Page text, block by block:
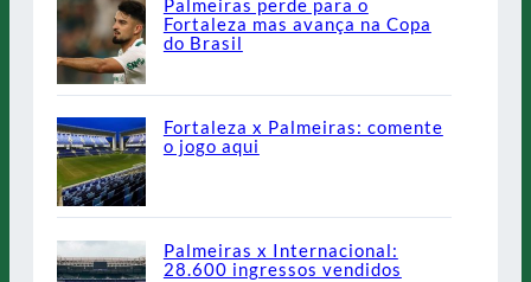
Palmeiras perde para o
Fortaleza mas avança na Copa
do Brasil
Fortaleza x Palmeiras: comente
o jogo aqui
Palmeiras x Internacional:
28.600 ingressos vendidos